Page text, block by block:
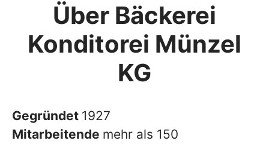
Über Bäckerei
Konditorei Münzel
KG
Gegründet 1927
Mitarbeitende mehr als 150